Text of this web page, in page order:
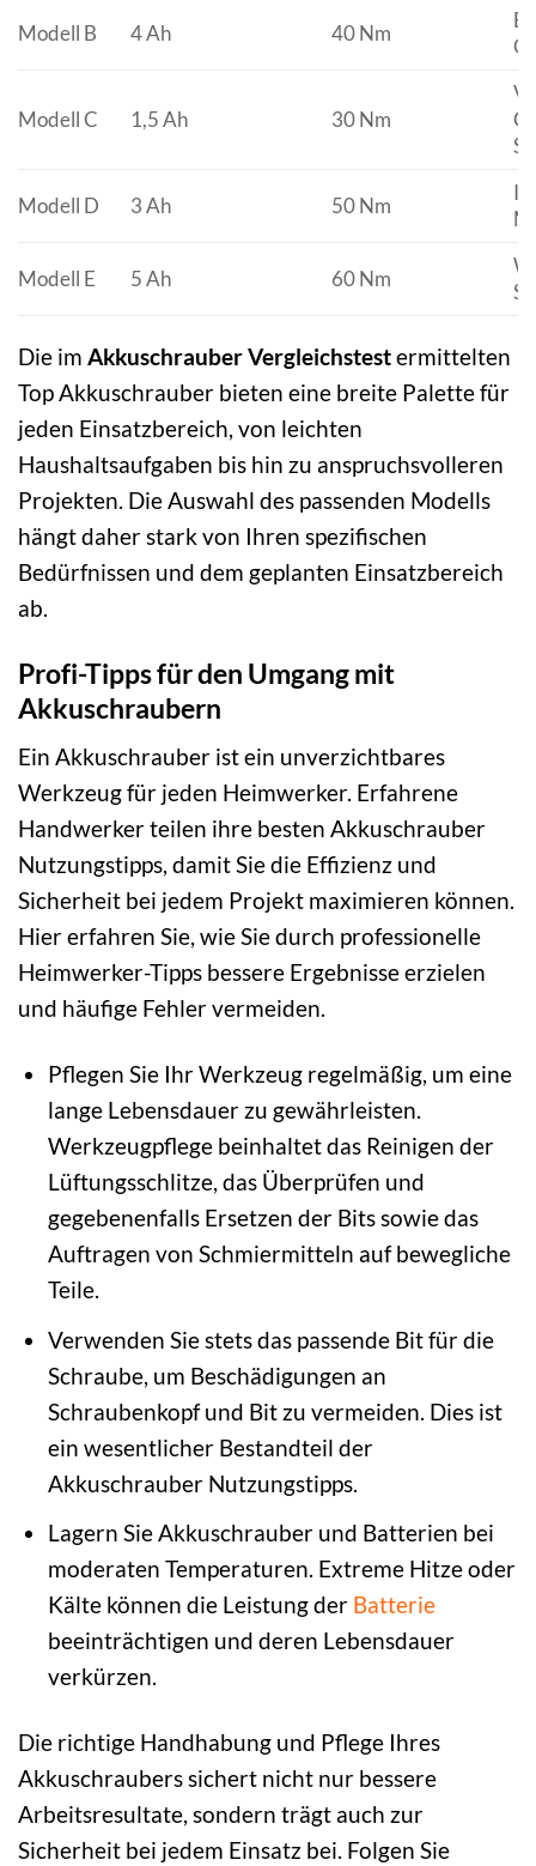
Modell B 4 Ah 40 Nm
Modell C 1,5 Ah 30 Nm
Modell D 3 Ah 50 Nm
Modell E 5 Ah 60 Nm
Die im Akkuschrauber Vergleichstestermittelten
Top Akkuschrauber bieten eine breite Palette für
jeden Einsatzbereich, von leichten
Haushaltsaufgaben bis hin zu anspruchsvolleren
Projekten. Die Auswahl des passenden Modells
hängt daher stark von Ihren spezifischen
Bedürfnissen und dem geplanten Einsatzbereich
ab.
Profi-Tipps für den Umgang mit
Akkuschraubern
Ein Akkuschrauber ist ein unverzichtbares
Werkzeug für jeden Heimwerker. Erfahrene
Handwerker teilen ihre besten Akkuschrauber
Nutzungstipps, damit Sie die Effizienz und
Sicherheit bei jedem Projekt maximieren können.
Hier erfahren Sie, wie Sie durch professionelle
Heimwerker-Tipps bessere Ergebnisse erzielen
und häufige Fehler vermeiden.
Pflegen Sie Ihr Werkzeug regelmäßig, um eine
lange Lebensdauer zu gewährleisten.
Werkzeugpflege beinhaltet das Reinigen der
Lüftungsschlitze, das Überprüfen und
gegebenenfalls Ersetzen der Bits sowie das
Auftragen von Schmiermitteln auf bewegliche
Teile.
Verwenden Sie stets das passende Bit für die
Schraube, um Beschädigungen an
Schraubenkopf und Bit zu vermeiden. Dies ist
ein wesentlicher Bestandteil der
Akkuschrauber Nutzungstipps.
Lagern Sie Akkuschrauber und Batterien bei
moderaten Temperaturen. Extreme Hitze oder
Kälte können die Leistung der Batterie
beeinträchtigen und deren Lebensdauer
verkürzen.
Die richtige Handhabung und Pflege Ihres
Akkuschraubers sichert nicht nur bessere
Arbeitsresultate, sondern trägt auch zur
Sicherheit bei jedem Einsatz bei. Folgen Sie